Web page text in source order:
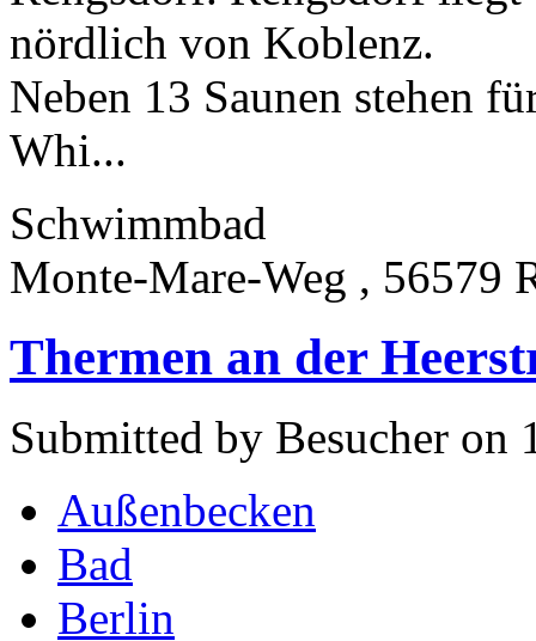
nördlich von Koblenz.
Neben 13 Saunen stehen
Whi...
Schwimmbad
Monte-Mare-Weg , 56579
Thermen an der
Submitted by Besucher on
Außenbecken
Bad
Berlin